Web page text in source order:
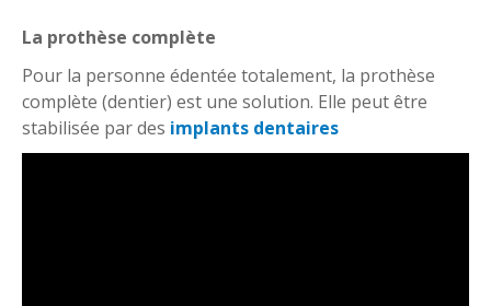
La prothèse complète
Pour la personne édentée totalement, la prothèse
complète (dentier) est une solution. Elle peut être
stabilisée par des implants dentaires